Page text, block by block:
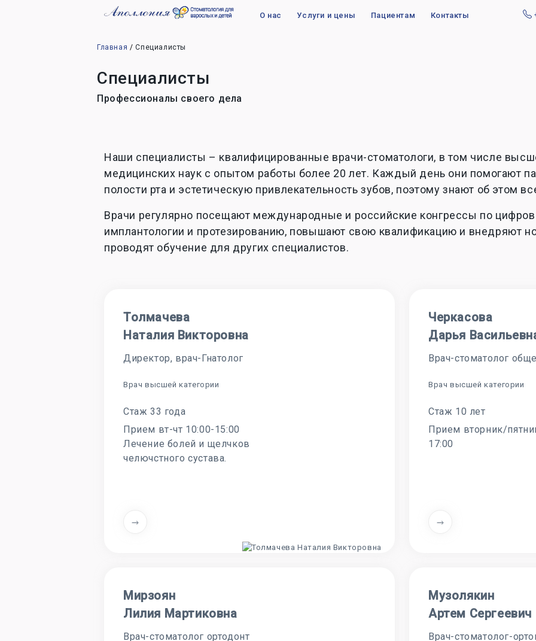
О нас Услуги и цены Пациентам Контакты
Главная Специалисты
Специалисты
Профессионалы своего дела
Наши специалисты – квалифицированные врачи-стоматологи, в том числе
медицинских наук с опытом работы более 20 лет. Каждый день они помогают
полости рта и эстетическую привлекательность зубов, поэтому знают об этом
Врачи регулярно посещают международные и российские конгрессы по
имплантологии и протезированию, повышают свою квалификацию и внедряют
проводят обучение для других специалистов.
Толмачева
Наталия Викторовна
Директор, врач-Гнатолог
Врач высшей категории
Стаж 33 года
Прием вт-чт 10:00-15:00
Лечение болей и щелчков
челючстного сустава.
Черкасова
Дарья
Врач-стоматолог
Врач высшей категории
Стаж 10 лет
Прием вторник/
17:00
Мирзоян
Лилия Мартиковна
Врач-стоматолог ортодонт
Музолякин
Артем Сергеевич
Врач-стоматолог-